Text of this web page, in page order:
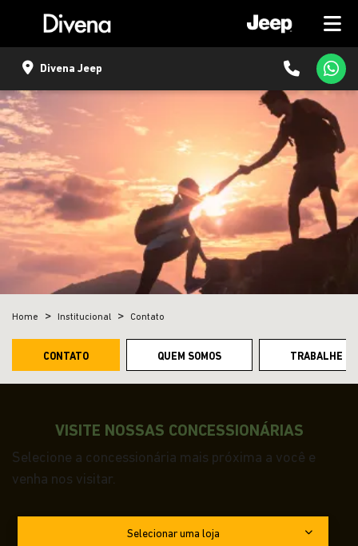
Divena Jeep
Home Institucional Contato
QUEM SOMOS
CONTATO TRABALHE
VISITE NOSSAS CONCESSIONÁRIAS
Selecione a concessionária mais próxima a você e
venha nos visitar.
Selecionar uma loja